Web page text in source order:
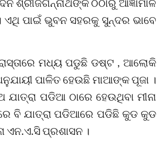
ଏଥି ପାଇଁ ଭୁବନ ସହରକୁ ସୁନ୍ଦର ଭାବେ
ମଧ୍ୟ ପଡୁଛି ଡଷ୍ଟ , ଆଲୋକି
ପାଳିତ ହେଉଛି ମାଆଙ୍କ ପୂଜା ।
ପଡିଆ ଠାରେ ହେଉଥିବା ମୀନା
ବି ଯାତ୍ରା ପଡିଆରେ ପଡିଛି କୁଡ କୁଡ
ଏନ.ଏ.ସି ପ୍ରଶାସନ ।